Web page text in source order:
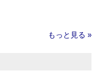
もっと見る »